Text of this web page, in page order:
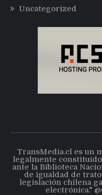
Uncategorized
TransMedia.cl es un
legalmente
ante la Biblioteca
de igualdad de
legislación chilena
electrónica."